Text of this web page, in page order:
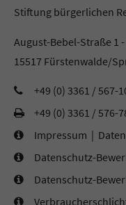
Stiftung bürgerlichen
August-Bebel-Straße 1
15517 Fürstenwalde/
+49 (0) 3361 / 567-
+49 (0) 3361 / 576-
Impressum |
Datenschutz-
Datenschutz-